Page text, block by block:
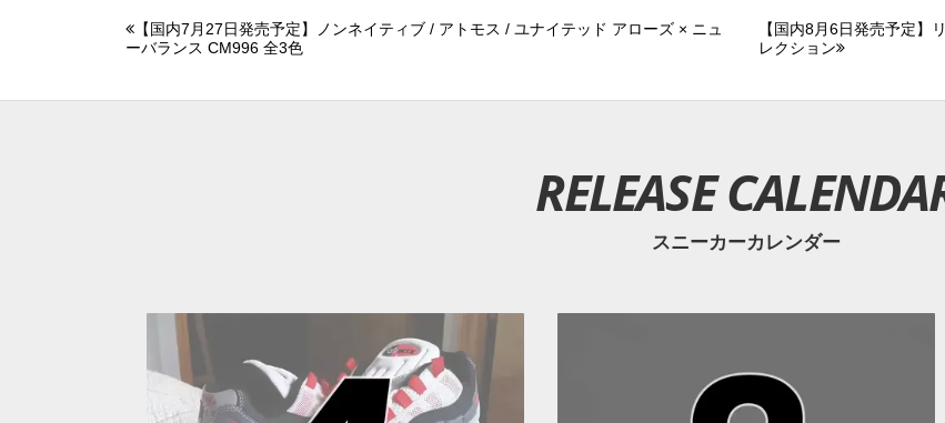
【国内7月27日発売予定】ノンネイティブ / アトモス / ユナイテッド アローズ × ニュ
ーバランス CM996 全3色
【国内8月6日発売予定】
レクション
RELEASE
スニーカーカレンダー